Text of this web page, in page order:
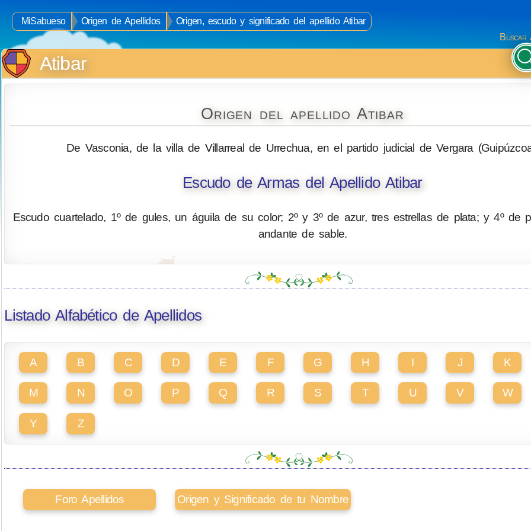
MiSabueso Origen de Apellidos
Origen, escudo y significado del apellido Atibar
Buscar
Atibar
Origen del apellido Atibar
De Vasconia, de la villa de Villarreal de Urrechua, en el partido judicial de Vergara
Escudo de Armas del Apellido Atibar
Escudo cuartelado, 1º de gules, un águila de su color; 2º y 3º de azur, tres estrellas de plata; y 4º de
andante de sable.
Listado Alfabético de Apellidos
A B C D E F G H I J K
M N O P Q R S T U V W
Y Z
Foro Apellidos Origen y Significado de tu Nombre